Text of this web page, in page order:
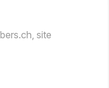
site